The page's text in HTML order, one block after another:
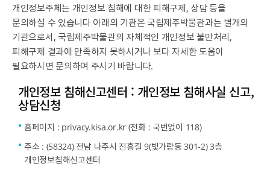
개인정보주체는 개인정보 침해에 대한 피해구제, 상담 등을
문의하실 수 있습니다 아래의 기관은 국립제주박물관과는 별개의
기관으로서, 국립제주박물관의 자체적인 개인정보 불만처리,
피해구제 결과에 만족하지 못하시거나 보다 자세한 도움이
필요하시면 문의하여 주시기 바랍니다.
개인정보 침해신고센터 : 개인정보 침해사실 신고,
상담신청
홈페이지 : privacy.kisa.or.kr (전화 : 국번없이 118)
주소 : (58324) 전남 나주시 진흥길 9(빛가람동 301-2) 3층
개인정보침해신고센터